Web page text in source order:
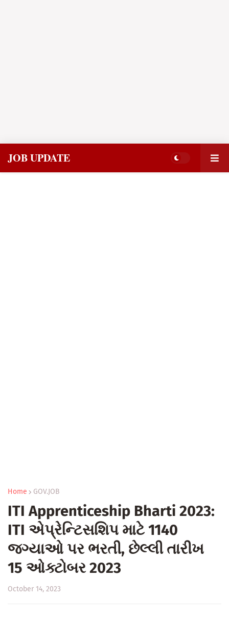
JOB UPDATE
Home GOV.JOB
ITI Apprenticeship Bharti 2023:
ITI એપ્રેન્ટિસશિપ માટે 1140
જગ્યાઓ પર ભરતી, છેલ્લી તારીખ
15 ઓક્ટોબર 2023
October 14, 2023